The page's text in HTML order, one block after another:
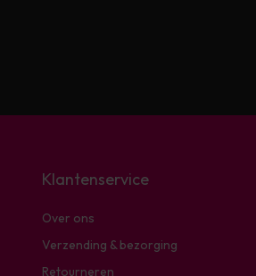
Klantenservice
Over ons
Verzending & bezorging
Retourneren